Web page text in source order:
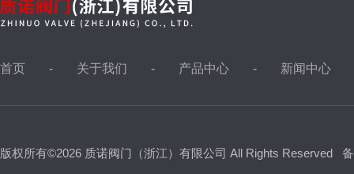
油田针型阀，取样阀
视镜，视盅
首页 关于我们 产品中心 新闻中心
版权所有©2026 质诺阀门（浙江）有限公司 All Rights Reserved